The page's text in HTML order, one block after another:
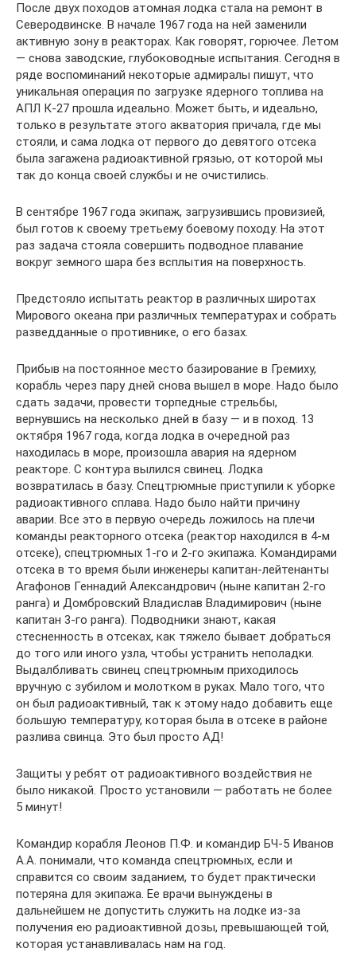
После двух походов атомная лодка стала на ремонт в
Северодвинске. В начале 1967 года на ней заменили
активную зону в реакторах. Как говорят, горючее. Летом
— снова заводские, глубоководные испытания. Сегодня в
ряде воспоминаний некоторые адмиралы пишут, что
уникальная операция по загрузке ядерного топлива на
АПЛ К-27 прошла идеально. Может быть, и идеально,
только в результате этого акватория причала, где мы
стояли, и сама лодка от первого до девятого отсека
была загажена радиоактивной грязью, от которой мы
так до конца своей службы и не очистились.
В сентябре 1967 года экипаж, загрузившись провизией,
был готов к своему третьему боевому походу. На этот
раз задача стояла совершить подводное плавание
вокруг земного шара без всплытия на поверхность.
Предстояло испытать реактор в различных широтах
Мирового океана при различных температурах и собрать
разведданные о противнике, о его базах.
Прибыв на постоянное место базирование в Гремиху,
корабль через пару дней снова вышел в море. Надо было
сдать задачи, провести торпедные стрельбы,
вернувшись на несколько дней в базу — и в поход. 13
октября 1967 года, когда лодка в очередной раз
находилась в море, произошла авария на ядерном
реакторе. С контура вылился свинец. Лодка
возвратилась в базу. Спецтрюмные приступили к уборке
радиоактивного сплава. Надо было найти причину
аварии. Все это в первую очередь ложилось на плечи
команды реакторного отсека (реактор находился в 4-м
отсеке), спецтрюмных 1-го и 2-го экипажа. Командирами
отсека в то время были инженеры капитан-лейтенанты
Агафонов Геннадий Александрович (ныне капитан 2-го
ранга) и Домбровский Владислав Владимирович (ныне
капитан 3-го ранга). Подводники знают, какая
стесненность в отсеках, как тяжело бывает добраться
до того или иного узла, чтобы устранить неполадки.
Выдалбливать свинец спецтрюмным приходилось
вручную с зубилом и молотком в руках. Мало того, что
он был радиоактивный, так к этому надо добавить еще
большую температуру, которая была в отсеке в районе
разлива свинца. Это был просто АД!
Защиты у ребят от радиоактивного воздействия не
было никакой. Просто установили — работать не более
5 минут!
Командир корабля Леонов П.Ф. и командир БЧ-5 Иванов
А.А. понимали, что команда спецтрюмных, если и
справится со своим заданием, то будет практически
потеряна для экипажа. Ее врачи вынуждены в
дальнейшем не допустить служить на лодке из-за
получения ею радиоактивной дозы, превышающей той,
которая устанавливалась нам на год.